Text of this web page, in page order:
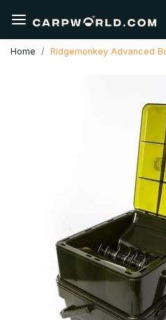
Home Ridgemonkey Advanced